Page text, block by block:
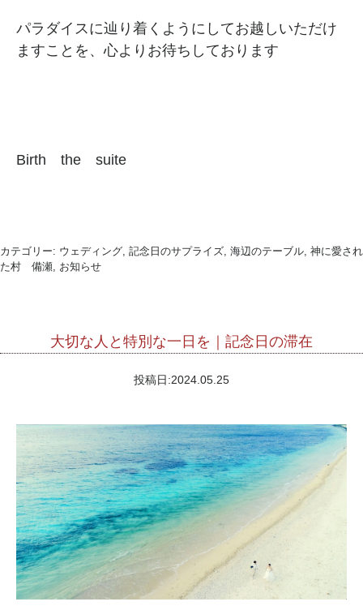
パラダイスに辿り着くようにしてお越しいただけ
ますことを、心よりお待ちしております
Birth the suite
カテゴリー: ウェディング, 記念日のサプライズ, 海辺のテーブル, 神に愛され
た村 備瀬, お知らせ
大切な人と特別な一日を｜記念日の滞在
投稿日:2024.05.25